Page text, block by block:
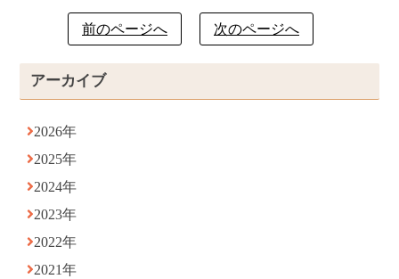
アーカイブ
2026年
2025年
2024年
2023年
2022年
2021年
前のページへ 次のページへ